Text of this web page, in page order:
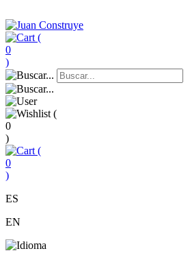
(
0
)
(
0
)
(
0
)
ES
EN